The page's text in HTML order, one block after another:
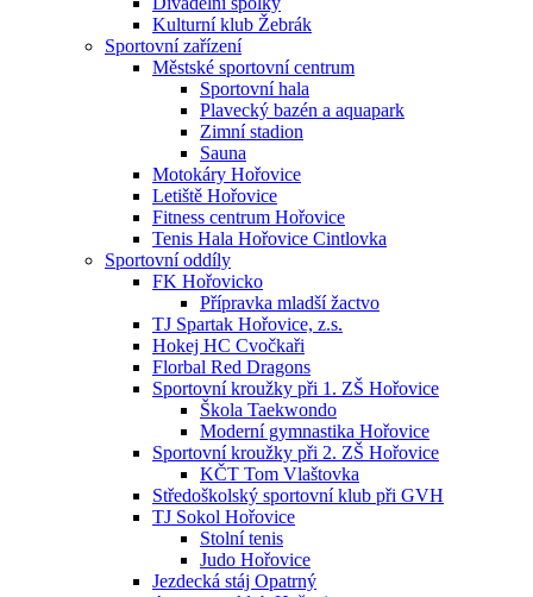
Kulturní klub Žebrák
Sportovní zařízení
Městské sportovní centrum
Sportovní hala
Plavecký bazén a aquapark
Zimní stadion
Sauna
Motokáry Hořovice
Letiště Hořovice
Fitness centrum Hořovice
Tenis Hala Hořovice Cintlovka
Sportovní oddíly
FK Hořovicko
Přípravka mladší žactvo
TJ Spartak Hořovice, z.s.
Hokej HC Cvočkaři
Florbal Red Dragons
Sportovní kroužky při 1. ZŠ Hořovice
Škola Taekwondo
Moderní gymnastika Hořovice
Sportovní kroužky při 2. ZŠ Hořovice
KČT Tom Vlaštovka
Středoškolský sportovní klub při GVH
TJ Sokol Hořovice
Stolní tenis
Judo Hořovice
Jezdecká stáj Opatrný